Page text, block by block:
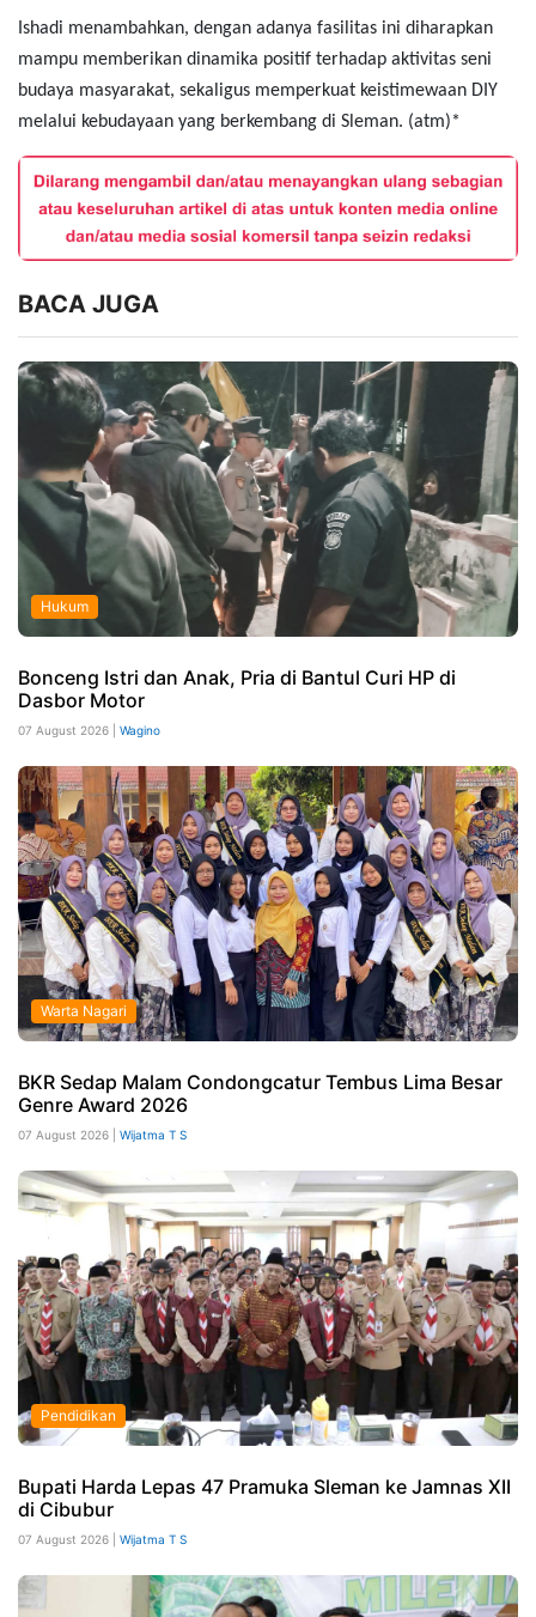
Ishadi menambahkan, dengan adanya fasilitas ini diharapkan
mampu memberikan dinamika positif terhadap aktivitas seni
budaya masyarakat, sekaligus memperkuat keistimewaan DIY
melalui kebudayaan yang berkembang di Sleman. (atm)*
BACA JUGA
Hukum
Bonceng Istri dan Anak, Pria di Bantul Curi HP di
Dasbor Motor
07 August 2026 | Wagino
Warta Nagari
BKR Sedap Malam Condongcatur Tembus Lima Besar
Genre Award 2026
07 August 2026 | Wijatma T S
Pendidikan
Bupati Harda Lepas 47 Pramuka Sleman ke Jamnas XII
di Cibubur
07 August 2026 | Wijatma T S